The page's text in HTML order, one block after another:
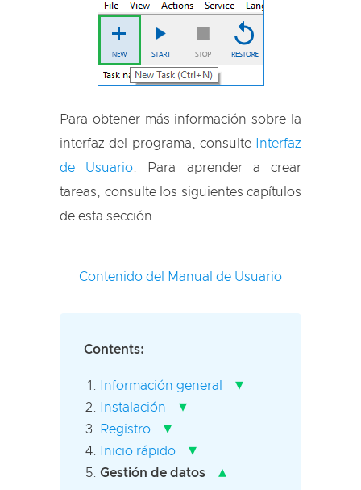
Para obtener más información sobre la
interfaz del programa, consulte
Interfaz
de Usuario . Para aprender a crear
tareas, consulte los siguientes capítulos
de esta sección.
Contenido del Manual de Usuario
Contents:
Información general ▾
Instalación ▾
Registro ▾
Inicio rápido ▾
Gestión de datos ▴